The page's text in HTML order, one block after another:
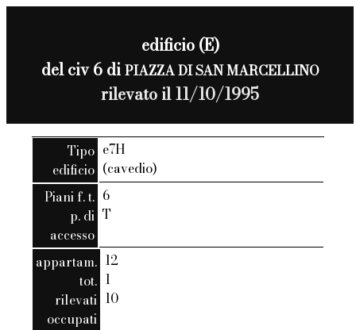
edificio (E)
del civ 6 diPIAZZA DI SAN MARCELLINO
rilevato il 11/10/1995
Tipo
edificio
e7H
(cavedio)
Piani f. t.
p. di
accesso
6
T
appartam.
tot.
rilevati
occupati
12
1
10